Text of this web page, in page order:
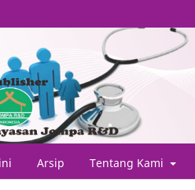
Arsip Tentang Kami